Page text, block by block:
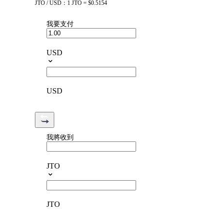
JTO / USD：1 JTO = $0.5154
我要支付
USD
USD
我將收到
JTO
JTO